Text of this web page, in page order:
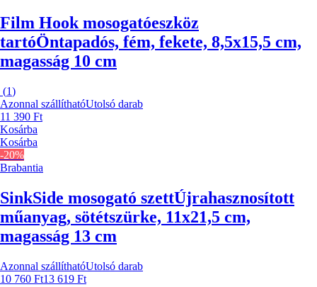
Film Hook mosogatóeszköz
tartóÖntapadós, fém, fekete, 8,5x15,5 cm,
magasság 10 cm
(1)
Azonnal szállíthatóUtolsó darab
11 390 Ft
Kosárba
Kosárba
-20%
Brabantia
SinkSide mosogató szettÚjrahasznosított
műanyag, sötétszürke, 11x21,5 cm,
magasság 13 cm
Azonnal szállíthatóUtolsó darab
10 760 Ft13 619 Ft